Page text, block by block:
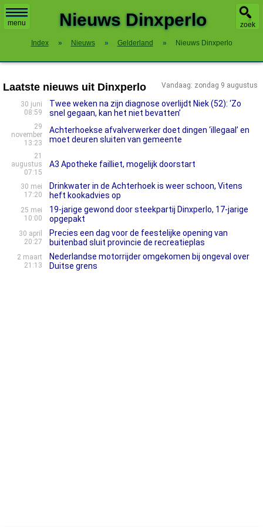
menu zoek
Nieuws Dinxperlo
Index » Nieuws » Gelderland » Nieuws Dinxperlo
Vandaag: zondag 9 augustus
Laatste nieuws uit Dinxperlo
30 juni
08:59
Twee weken na zijn diagnose overlijdt Niek (52): ‘Zo
snel gegaan, kan het niet bevatten’
29
november
13:23
Achterhoekse afvalverwerker doet dingen ‘illegaal’ en
moet deuren sluiten van gemeente
21
augustus
07:15
A3 Apotheke failliet, mogelijk doorstart
30 mei
17:20
Drinkwater in de Achterhoek is weer schoon, Vitens
heft kookadvies op
25 mei
10:00
19-jarige gewond door steekpartij Dinxperlo, 17-jarige
opgepakt
30 april
20:27
Precies een dag voor de feestelijke opening van
buitenbad sluit provincie de recreatieplas
2 maart
21:13
Nederlandse motorrijder omgekomen bij ongeval over
Duitse grens